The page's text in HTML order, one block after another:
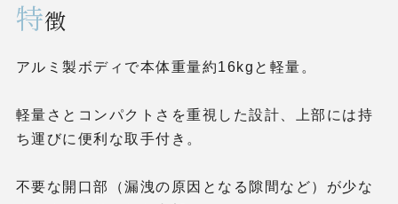
特徴
アルミ製ボディで本体重量約16kgと軽量。
軽量さとコンパクトさを重視した設計、上部には持
ち運びに便利な取手付き。
不要な開口部（漏洩の原因となる隙間など）が少な